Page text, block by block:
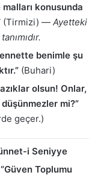
konusunda
(Tirmizi) — Ayetteki
benimle şu
(Buhari)
olsun! Onlar,
mi?”
geçer.)
i Seniyye
“Güven Toplumu